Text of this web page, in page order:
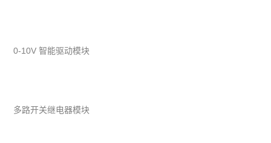
0-10V 智能驱动模块
多路开关继电器模块